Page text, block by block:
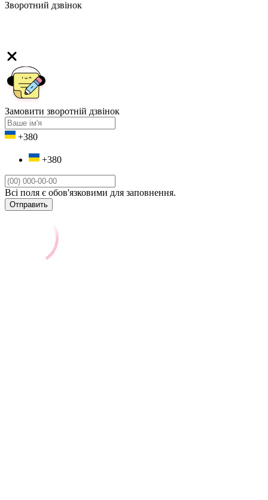
Зворотний дзвінок
Замовити зворотній дзвінок
+380
+380
Всі поля є обов'язковими для заповнення.
Отправить